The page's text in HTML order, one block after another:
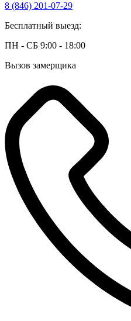
8 (846) 201-07-29
Бесплатный выезд:
ПН - СБ 9:00 - 18:00
Вызов замерщика